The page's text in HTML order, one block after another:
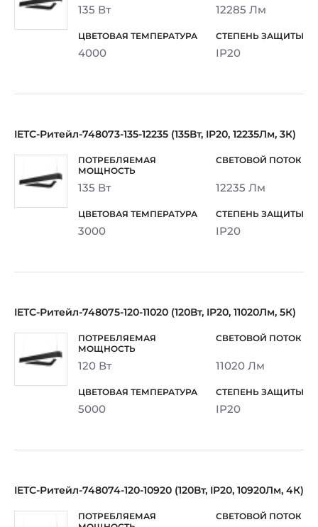
135 Вт 12285 Лм
4000 IP20
IETC-Ритейл-748073-135-12235 (135Вт, IP20, 12235Лм, 3К)
135 Вт 12235 Лм
3000 IP20
IETC-Ритейл-748075-120-11020 (120Вт, IP20, 11020Лм, 5К)
120 Вт 11020 Лм
5000 IP20
IETC-Ритейл-748074-120-10920 (120Вт, IP20, 10920Лм, 4К)